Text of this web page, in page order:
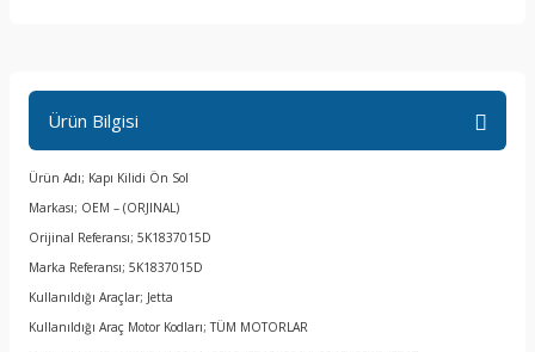
Ürün Bilgisi
Ürün Adı; Kapı Kilidi Ön Sol
Markası; OEM – (ORJINAL)
Orijinal Referansı; 5K1837015D
Marka Referansı; 5K1837015D
Kullanıldığı Araçlar; Jetta
Kullanıldığı Araç Motor Kodları; TÜM MOTORLAR